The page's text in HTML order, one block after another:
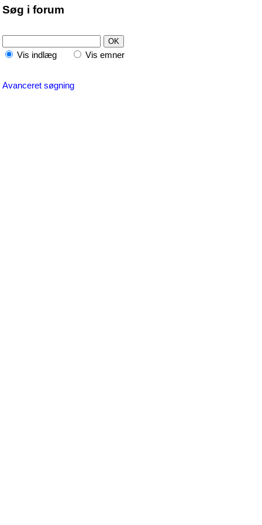
Søg i forum
Vis indlæg Vis emner
Avanceret søgning